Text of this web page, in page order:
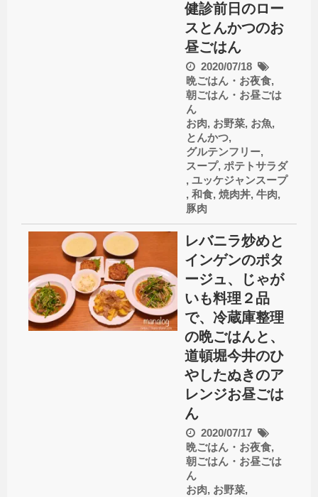
健診前日のロー
スとんかつのお
昼ごはん
2020/07/18
晩ごはん・お夜食,
朝ごはん・お昼ごは
ん
お肉, お野菜, お魚,
とんかつ,
グルテンフリー,
スープ, ポテトサラダ
, ユッケジャンスープ
, 和食, 焼肉丼, 牛肉,
豚肉
レバニラ炒めと
インゲンのポタ
ージュ、じゃが
いも料理２品
で、冷蔵庫整理
の晩ごはんと、
道頓堀今井のひ
やしたぬきのア
レンジお昼ごは
ん
2020/07/17
晩ごはん・お夜食,
朝ごはん・お昼ごは
ん
お肉, お野菜,